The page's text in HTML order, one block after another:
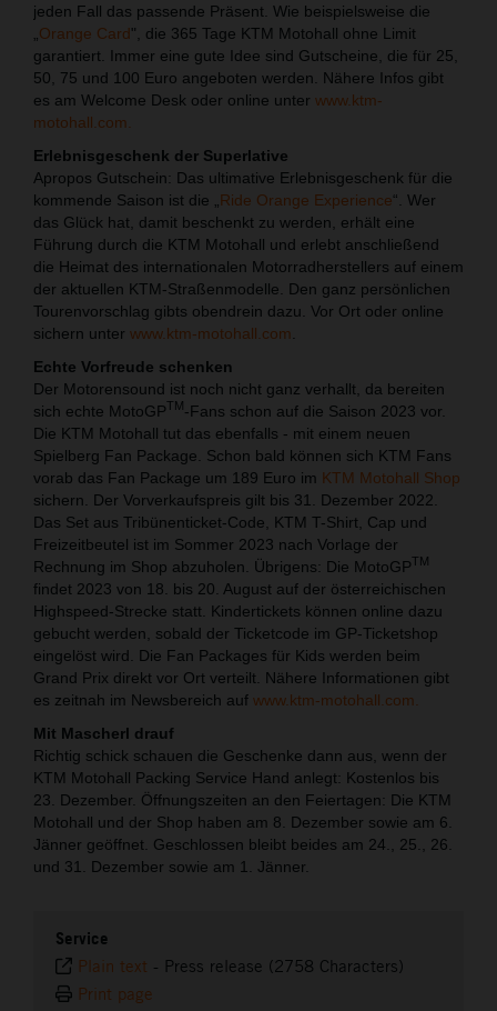
jeden Fall das passende Präsent. Wie beispielsweise die
Orange Card", die 365 Tage KTM Motohall ohne Limit
garantiert. Immer eine gute Idee sind Gutscheine, die für 25,
50, 75 und 100 Euro angeboten werden. Nähere Infos gibt
es am Welcome Desk oder online unter www.ktm-
motohall.com.
Erlebnisgeschenk der Superlative
Apropos Gutschein: Das ultimative Erlebnisgeschenk für die
kommende Saison ist die „ Ride Orange Experience“. Wer
das Glück hat, damit beschenkt zu werden, erhält eine
Führung durch die KTM Motohall und erlebt anschließend
die Heimat des internationalen Motorradherstellers auf einem
der aktuellen KTM-Straßenmodelle. Den ganz persönlichen
Tourenvorschlag gibts obendrein dazu. Vor Ort oder online
sichern unter www.ktm-motohall.com
Echte Vorfreude schenken
Der Motorensound ist noch nicht ganz verhallt, da bereiten
sich echte MotoGPTM -Fans schon auf die Saison 2023 vor.
Die KTM Motohall tut das ebenfalls - mit einem neuen
Spielberg Fan Package. Schon bald können sich KTM Fans
vorab das Fan Package um 189 Euro im KTM Motohall Shop
sichern. Der Vorverkaufspreis gilt bis 31. Dezember 2022.
Das Set aus Tribünenticket-Code, KTM T-Shirt, Cap und
Freizeitbeutel ist im Sommer 2023 nach Vorlage der
Rechnung im Shop abzuholen. Übrigens: Die MotoGPTM
findet 2023 von 18. bis 20. August auf der österreichischen
Highspeed-Strecke statt. Kindertickets können online dazu
gebucht werden, sobald der Ticketcode im GP-Ticketshop
eingelöst wird. Die Fan Packages für Kids werden beim
Grand Prix direkt vor Ort verteilt. Nähere Informationen gibt
es zeitnah im Newsbereich auf www.ktm-motohall.com.
Mit Mascherl drauf
Richtig schick schauen die Geschenke dann aus, wenn der
KTM Motohall Packing Service Hand anlegt: Kostenlos bis
23. Dezember. Öffnungszeiten an den Feiertagen: Die KTM
Motohall und der Shop haben am 8. Dezember sowie am 6.
Jänner geöffnet. Geschlossen bleibt beides am 24., 25., 26.
und 31. Dezember sowie am 1. Jänner.
Service
Plain text - Press release (2758 Characters)
Print page